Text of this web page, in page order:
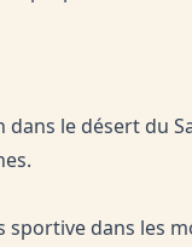
le désert du
dans les